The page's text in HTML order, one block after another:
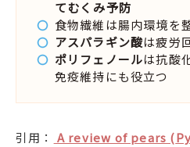
てむくみ予防
食物繊維は腸内環境を
アスパラギン酸は疲労
ポリフェノールは抗酸
免疫維持にも役立つ
引用： A review of pears (